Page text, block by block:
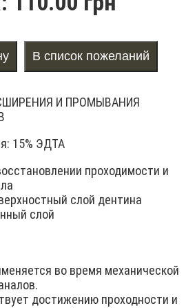
И ПРОМЫВАНИЯ
15% ЭДТА
проходимости и
слой дентина
слой
во время механической
достижению проходности и